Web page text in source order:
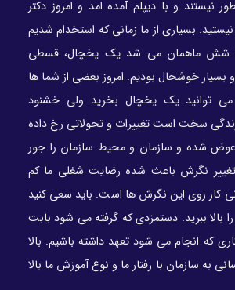
نیستند و با دیپلم آمده امد و امروز دکتر
بسیاری از ما زمانی که استخدام شدیم
شش ماهمان می شد یک یخچال، قسطی
خوشحال بودیم. امروز بعضی از شما ها
توانید یک یخچال بخرید ولی خشنود
سخت است تغییرات و تحولاتی رخ داده
شده و سازمان و محیط سازمان را جور
نگرش باعث شده رضایت شغلی ما کم
کار روی این نگرش ها است. باید سعی کنید
بالا ببرید. دستمزدی که گرفته می شود بابت
که انجام می شود تعهد داشته باشیم. بالا
به سازمان با رفتار ما و نوع آموزش ما بالا